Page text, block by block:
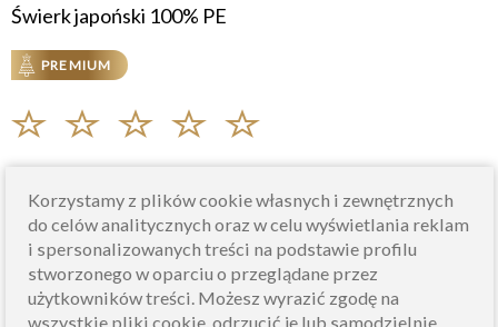
Świerk japoński 100% PE
PREMIUM
Imię
Nr zamówienia*
Korzystamy z plików cookie własnych i zewnętrznych
do celów analitycznych oraz w celu wyświetlania reklam
i spersonalizowanych treści na podstawie profilu
stworzonego w oparciu o przeglądane przez
użytkowników treści. Możesz wyrazić zgodę na
wszystkie pliki cookie, odrzucić je lub samodzielnie